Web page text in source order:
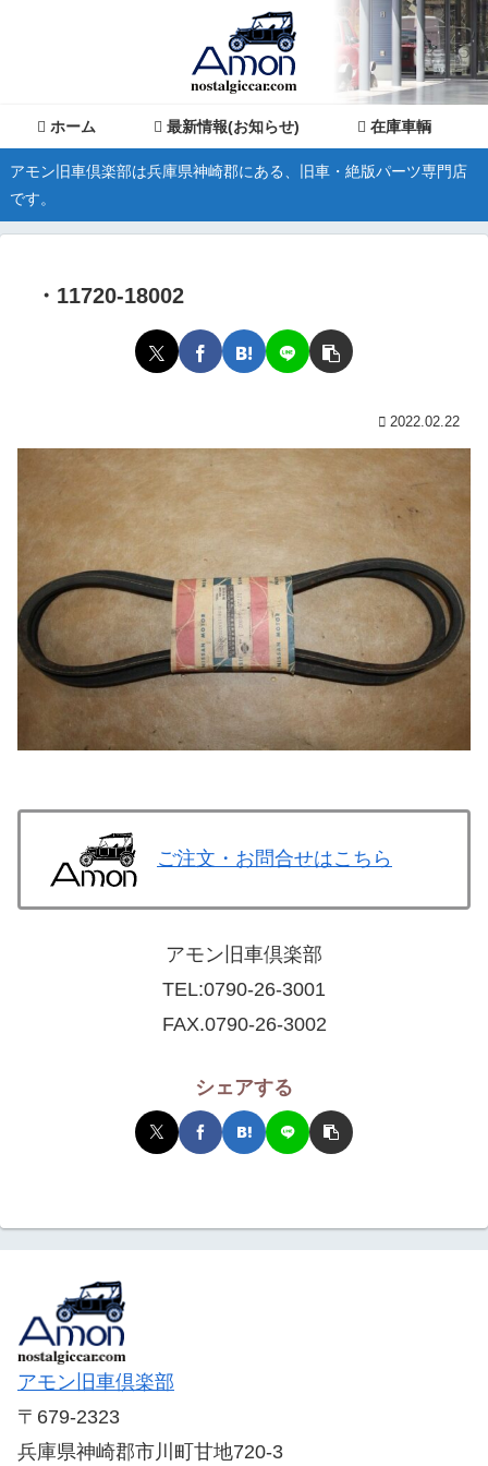
ホーム 最新情報(お知らせ) 在庫車輌
アモン旧車倶楽部は兵庫県神崎郡にある、旧車・絶版パーツ専門店
です。
・11720-18002
2022.02.22
ご注文・お問合せはこちら
アモン旧車倶楽部
TEL:0790-26-3001
FAX.0790-26-3002
シェアする
アモン旧車倶楽部
〒679-2323
兵庫県神崎郡市川町甘地720-3